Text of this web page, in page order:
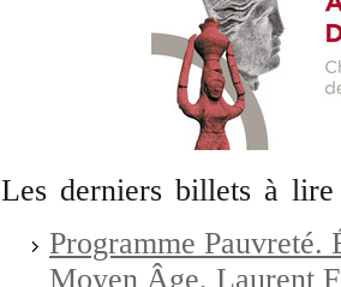
Les derniers billets à
Programme Pauvreté.
Moyen Âge, Laurent